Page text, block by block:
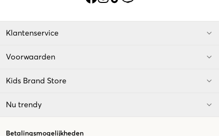
Klantenservice
Voorwaarden
Kids Brand Store
Nu trendy
Betalingsmogelijkheden